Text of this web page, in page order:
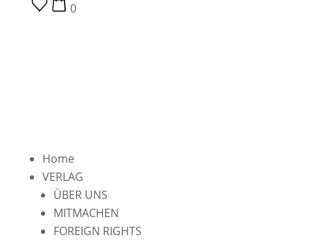
0
Home
VERLAG
ÜBER UNS
MITMACHEN
FOREIGN RIGHTS